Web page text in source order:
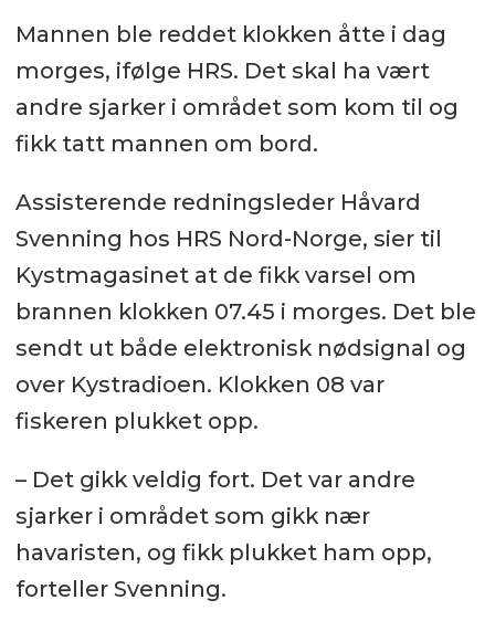
Mannen ble reddet klokken åtte i dag
morges, ifølge HRS. Det skal ha vært
andre sjarker i området som kom til og
fikk tatt mannen om bord.
Assisterende redningsleder Håvard
Svenning hos HRS Nord-Norge, sier til
Kystmagasinet at de fikk varsel om
brannen klokken 07.45 i morges. Det ble
sendt ut både elektronisk nødsignal og
over Kystradioen. Klokken 08 var
fiskeren plukket opp.
– Det gikk veldig fort. Det var andre
sjarker i området som gikk nær
havaristen, og fikk plukket ham opp,
forteller Svenning.